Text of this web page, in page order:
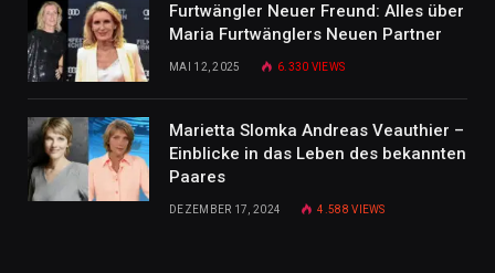
Furtwängler Neuer Freund: Alles über
Maria Furtwänglers Neuen Partner
MAI 12, 2025 6.330 VIEWS
Marietta Slomka Andreas Veauthier –
Einblicke in das Leben des bekannten
Paares
DEZEMBER 17, 2024 4.588VIEWS